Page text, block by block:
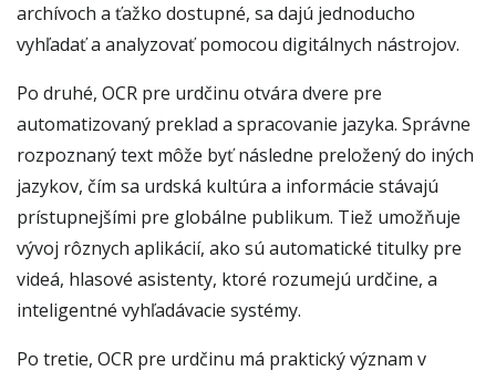
archívoch a ťažko dostupné, sa dajú jednoducho
vyhľadať a analyzovať pomocou digitálnych nástrojov.
Po druhé, OCR pre urdčinu otvára dvere pre
automatizovaný preklad a spracovanie jazyka. Správne
rozpoznaný text môže byť následne preložený do iných
jazykov, čím sa urdská kultúra a informácie stávajú
prístupnejšími pre globálne publikum. Tiež umožňuje
vývoj rôznych aplikácií, ako sú automatické titulky pre
videá, hlasové asistenty, ktoré rozumejú urdčine, a
inteligentné vyhľadávacie systémy.
Po tretie, OCR pre urdčinu má praktický význam v